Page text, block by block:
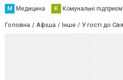
М Медицина К Комунальні
Головна Афіша Інше У гості до